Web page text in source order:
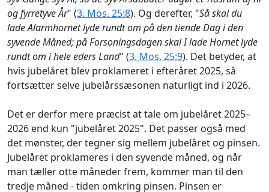
og fyrretyve År" (3. Mos. 25:8). Og derefter, "Så skal du
lade Alarmhornet lyde rundt om på den tiende Dag i den
syvende Måned; på Forsoningsdagen skal I lade Hornet lyde
rundt om i hele eders Land" (3. Mos. 25:9). Det betyder, at
hvis jubelåret blev proklameret i efteråret 2025, så
fortsætter selve jubelårssæsonen naturligt ind i 2026.
Det er derfor mere præcist at tale om jubelåret 2025–
2026 end kun "jubelåret 2025". Det passer også med
det mønster, der tegner sig mellem jubelåret og pinsen.
Jubelåret proklameres i den syvende måned, og når
man tæller otte måneder frem, kommer man til den
tredje måned - tiden omkring pinsen. Pinsen er